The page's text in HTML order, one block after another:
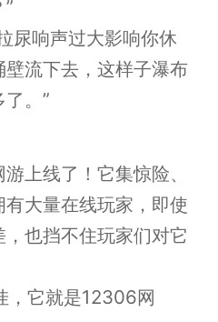
尿响声过大影响你休
流下去，这样子瀑布
。”
上线了！它集惊险、
大量在线玩家，即使
也挡不住玩家们对它
，它就是12306网